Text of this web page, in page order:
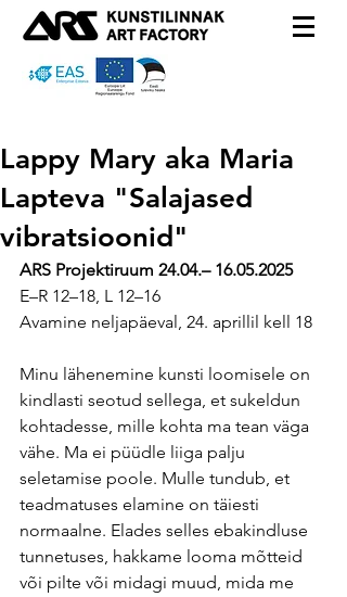
Lappy Mary aka Maria
Lapteva "Salajased
vibratsioonid"
ARS Projektiruum 24.04.– 16.05.2025
E–R 12–18, L 12–16
Avamine neljapäeval, 24. aprillil kell 18
Minu lähenemine kunsti loomisele on
kindlasti seotud sellega, et sukeldun
kohtadesse, mille kohta ma tean väga
vähe. Ma ei püüdle liiga palju
seletamise poole. Mulle tundub, et
teadmatuses elamine on täiesti
normaalne. Elades selles ebakindluse
tunnetuses, hakkame looma mõtteid
või pilte või midagi muud, mida me